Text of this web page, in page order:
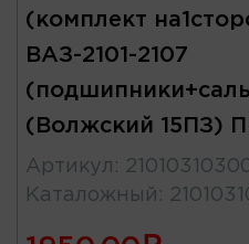
(комплект
ВАЗ-2101-2107
(Волжский 15ПЗ)
Артикул :
Каталожный :